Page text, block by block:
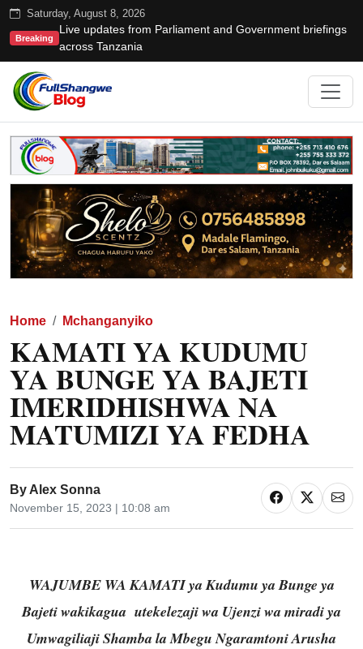
Saturday, August 8, 2026
Breaking
Live updates from Parliament and Government briefings
across Tanzania
Home Mchanganyiko
KAMATI YA KUDUMU
YA BUNGE YA BAJETI
IMERIDHISHWA NA
MATUMIZI YA FEDHA
By Alex Sonna
November 15, 2023 | 10:08 am
WAJUMBE WA KAMATI ya Kudumu ya Bunge ya
Bajeti wakikagua utekelezaji wa Ujenzi wa miradi ya
Umwagiliaji Shamba la Mbegu Ngaramtoni Arusha